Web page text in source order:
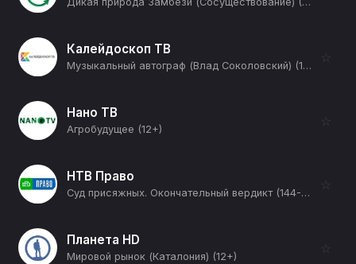
Калейдоскоп ТВ
Музыкальный автограф (Влад Соколовский) (12+)
☆
Нано ТВ
Агробудущее (12+)
☆
НТВ Право
Суд присяжных. Окончательный вердикт (144-я серия) (12+)
☆
Планета HD
Мировой рынок (Каталония) (12+)
☆